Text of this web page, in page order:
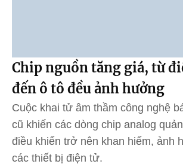
Chip nguồn tăng giá, từ
đến ô tô đều ảnh hưởng
Cuộc khai tử âm thầm công nghệ
cũ khiến các dòng chip analog
điều khiển trở nên khan hiếm, ảnh
các thiết bị điện tử.